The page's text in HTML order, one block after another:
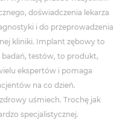
doświadczenia lekarza
i do przeprowadzenia
kliniki. Implant zębowy to
testów, to produkt,
ekspertów i pomaga
na co dzień.
uśmiech. Trochę jak
specjalistycznej.